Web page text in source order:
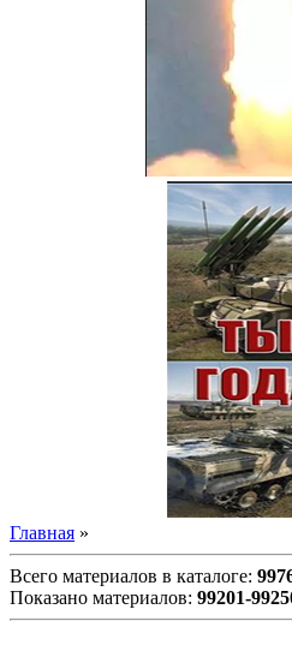
Главная »
Всего материалов в каталоге:
Показано материалов: 99201-